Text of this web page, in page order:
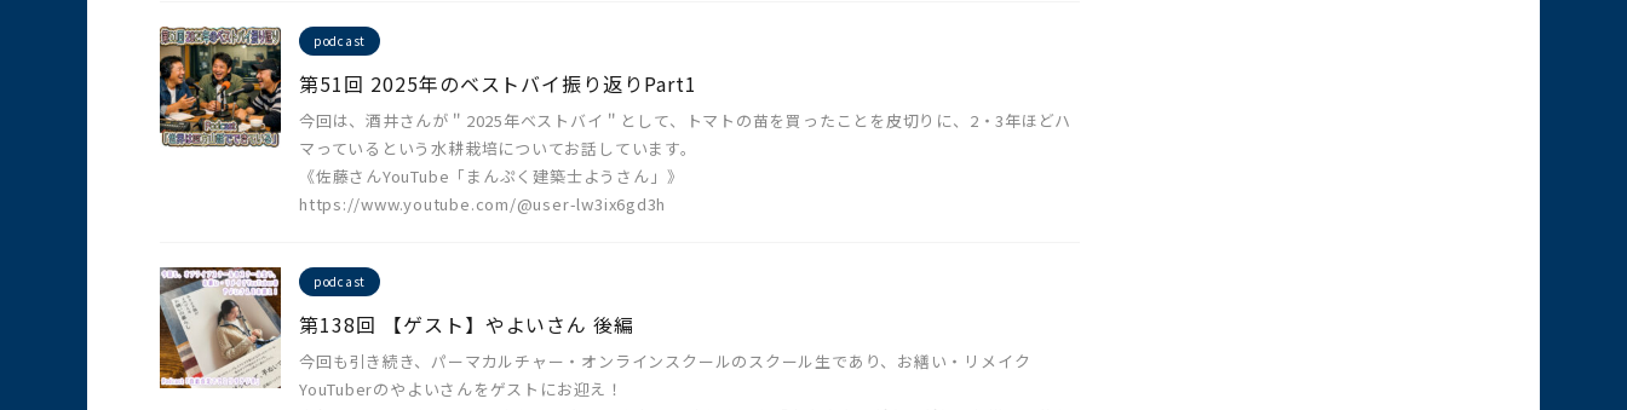
podcast
第51回 2025年のベストバイ振り返りPart1
今回は、酒井さんが＂2025年ベストバイ＂として、トマトの苗を買ったことを皮切りに、2・3年ほどハ
マっているという水耕栽培についてお話しています。
《佐藤さんYouTube「まんぷく建築士ようさん」》
https://www.youtube.com/@user-lw3ix6gd3h
podcast
第138回 【ゲスト】やよいさん 後編
今回も引き続き、パーマカルチャー・オンラインスクールのスクール生であり、お繕い・リメイク
YouTuberのやよいさんをゲストにお迎え！